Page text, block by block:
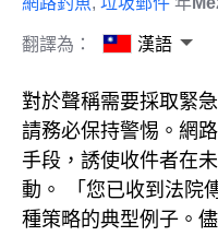
翻譯為： 漢語
對於聲稱需要採取緊
請務必保持警惕。網
手段，誘使收件者在
動。 「您已收到法院
種策略的典型例子。